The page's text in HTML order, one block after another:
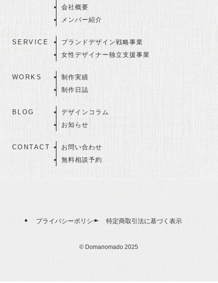
会社概要
メンバー紹介
SERVICE
ブランドデザイン戦略事業
女性デザイナー独立支援事業
WORKS
制作実績
制作日誌
BLOG
デザインコラム
お知らせ
CONTACT
お問い合わせ
無料相談予約
プライバシーポリシー 特定商取引法に基づく表示
© Domanomado 2025